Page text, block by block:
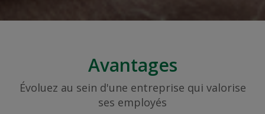
Avantages
Évoluez au sein d'une entreprise qui valorise
ses employés